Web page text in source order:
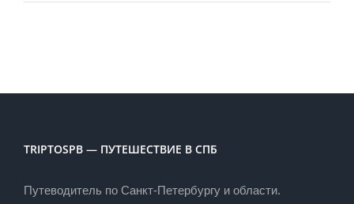
TRIPTOSPB — ПУТЕШЕСТВИЕ В СПБ
Путеводитель по Санкт-Петербургу и области.